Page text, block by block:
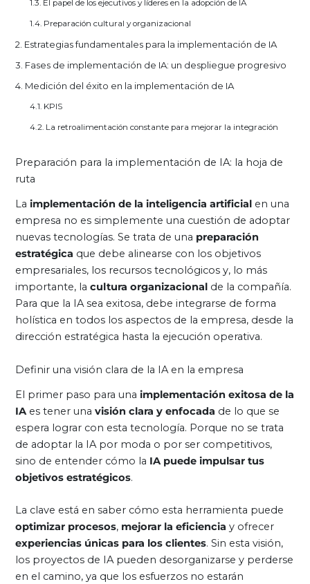
El papel de los ejecutivos y líderes en la adopción de IA
Preparación cultural y organizacional
Estrategias fundamentales para la implementación de IA
Fases de implementación de IA: un despliegue progresivo
Medición del éxito en la implementación de IA
KPIS
La retroalimentación constante para mejorar la integración
Preparación para la implementación de IA: la hoja de
ruta
La implementación de la inteligencia artificial en una
empresa no es simplemente una cuestión de adoptar
nuevas tecnologías. Se trata de una preparación
estratégica que debe alinearse con los objetivos
empresariales, los recursos tecnológicos y, lo más
importante, la cultura organizacional de la compañía.
Para que la IA sea exitosa, debe integrarse de forma
holística en todos los aspectos de la empresa, desde la
dirección estratégica hasta la ejecución operativa.
Definir una visión clara de la IA en la empresa
El primer paso para una implementación exitosa de la
IAes tener una visión clara y enfocada de lo que se
espera lograr con esta tecnología. Porque no se trata
de adoptar la IA por moda o por ser competitivos,
sino de entender cómo la IA puede impulsar tus
objetivos estratégicos.
La clave está en saber cómo esta herramienta puede
optimizar procesos, mejorar la eficiencia y ofrecer
experiencias únicas para los clientes. Sin esta visión,
los proyectos de IA pueden desorganizarse y perderse
en el camino, ya que los esfuerzos no estarán